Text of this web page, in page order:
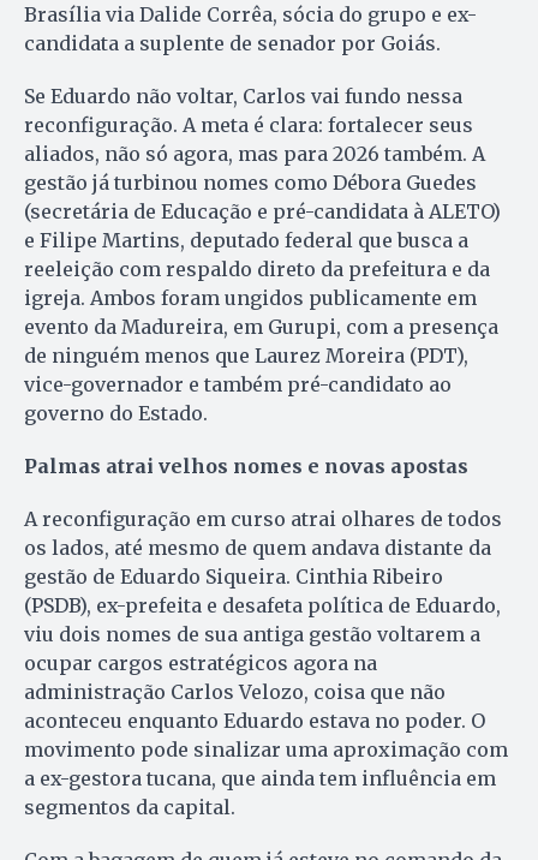
Brasília via Dalide Corrêa, sócia do grupo e ex-
candidata a suplente de senador por Goiás.
Se Eduardo não voltar, Carlos vai fundo nessa
reconfiguração. A meta é clara: fortalecer seus
aliados, não só agora, mas para 2026 também. A
gestão já turbinou nomes como Débora Guedes
(secretária de Educação e pré-candidata à ALETO)
e Filipe Martins, deputado federal que busca a
reeleição com respaldo direto da prefeitura e da
igreja. Ambos foram ungidos publicamente em
evento da Madureira, em Gurupi, com a presença
de ninguém menos que Laurez Moreira (PDT),
vice-governador e também pré-candidato ao
governo do Estado.
Palmas atrai velhos nomes e novas apostas
A reconfiguração em curso atrai olhares de todos
os lados, até mesmo de quem andava distante da
gestão de Eduardo Siqueira. Cinthia Ribeiro
(PSDB), ex-prefeita e desafeta política de Eduardo,
viu dois nomes de sua antiga gestão voltarem a
ocupar cargos estratégicos agora na
administração Carlos Velozo, coisa que não
aconteceu enquanto Eduardo estava no poder. O
movimento pode sinalizar uma aproximação com
a ex-gestora tucana, que ainda tem influência em
segmentos da capital.